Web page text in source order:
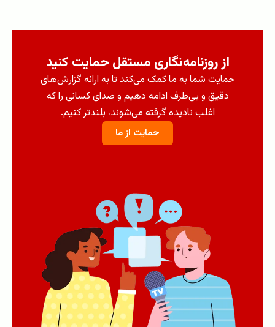
از روزنامه‌نگاری مستقل حمایت کنید
حمایت شما به ما کمک می‌کند تا به ارائه گزارش‌های
دقیق و بی‌طرف ادامه دهیم و صدای کسانی را که
اغلب نادیده گرفته می‌شوند، بلندتر کنیم.
حمایت از ما